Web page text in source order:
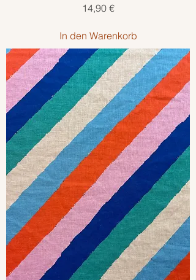
Preis
14,90 €
In den Warenkorb